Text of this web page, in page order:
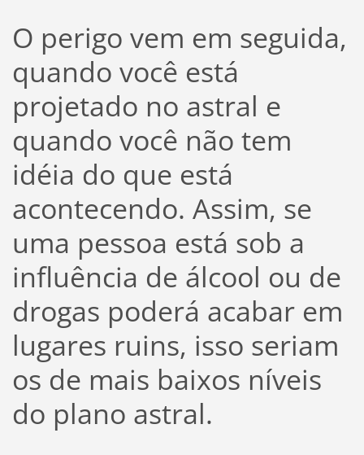
O perigo vem em seguida,
quando você está
projetado no astral e
quando você não tem
idéia do que está
acontecendo. Assim, se
uma pessoa está sob a
influência de álcool ou de
drogas poderá acabar em
lugares ruins, isso seriam
os de mais baixos níveis
do plano astral.